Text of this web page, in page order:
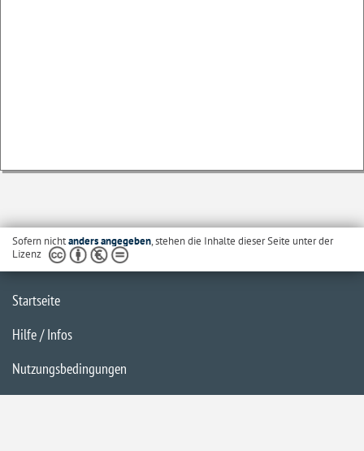
Sofern nichtanders angegeben, stehen die Inhalte dieser Seite unter der
Lizenz
Startseite
Hilfe / Infos
Nutzungsbedingungen